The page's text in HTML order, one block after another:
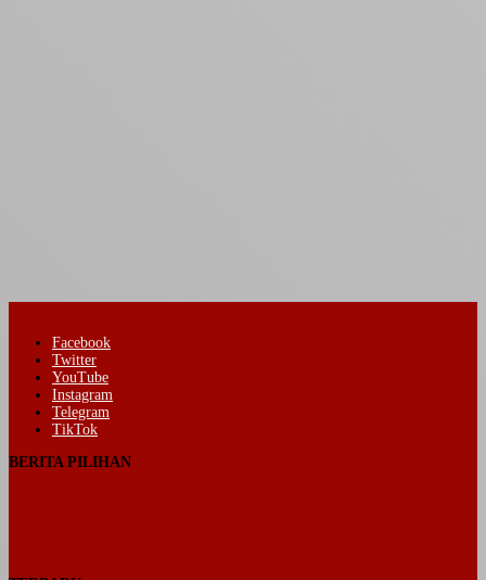
Facebook
Twitter
YouTube
Instagram
Telegram
TikTok
BERITA PILIHAN